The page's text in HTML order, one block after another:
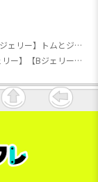
【トムとジェリー】【Bジェリー】トムとジェリー フェイスパスケース
【トムとジェリー】【Bジェリー】トムとジェリー フェイスパスケース